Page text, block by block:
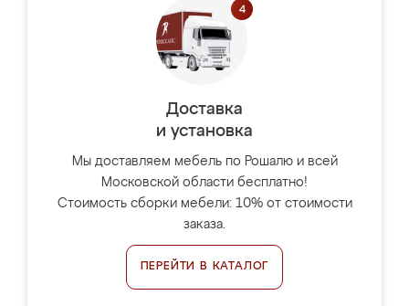
Доставка
и установка
Мы доставляем мебель по Рошалю и всей
Московской области бесплатно!
Стоимость сборки мебели: 10% от стоимости
заказа.
ПЕРЕЙТИ В КАТАЛОГ